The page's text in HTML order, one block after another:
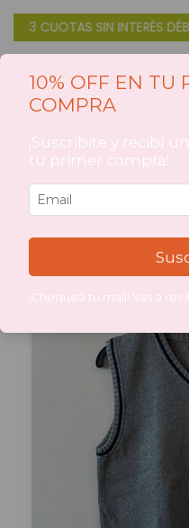
SIN INTERÉS DÉBITO Y
TALLE/EDAD > TALLES
10% OFF EN TU
COMPRA
¡Suscribite y recibí
tu primer compra!
¡Chequeá tu mail! Vas a